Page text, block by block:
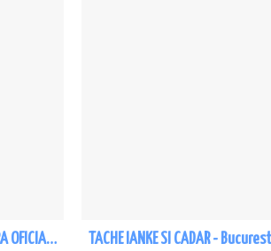
ROMEO SI JULIETA - PREMIERA OFICIALA - Bucuresti TACHE IANKE SI CADAR -